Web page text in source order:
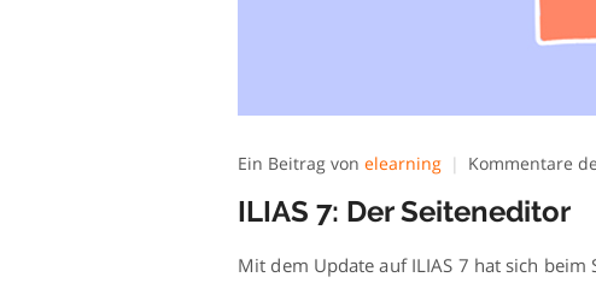
Ein Beitrag von elearning Kommentare
ILIAS 7: Der Seiteneditor
Mit dem Update auf ILIAS 7 hat sich